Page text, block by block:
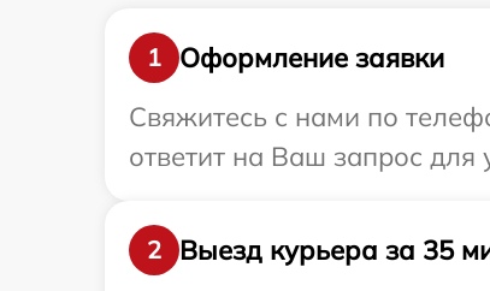
1
Оформление заявки
Свяжитесь с нами по
ответит на Ваш запрос для
2
Выезд курьера за 35